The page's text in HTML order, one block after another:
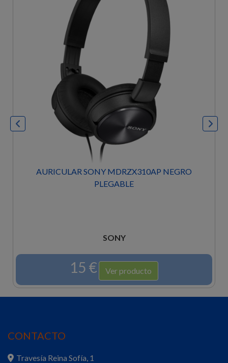
AURICULAR SONY MDRZX310AP NEGRO
PLEGABLE
SONY
15 € Ver producto
CONTACTO
Travesía Reina Sofía, 1